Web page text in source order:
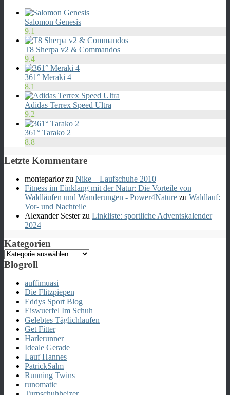
Salomon Genesis
9.1
T8 Sherpa v2 & Commandos
9.4
361° Meraki 4
8.1
Adidas Terrex Speed Ultra
9.2
361° Tarako 2
8.8
Letzte Kommentare
monteparlorzu Nike – Laufschuhe 2010
Fitness im Einklang mit der Natur: Die Vorteile von
Waldläufen und Wanderungen - Power4Nature zu Waldlauf:
Vor- und Nachteile
Alexander Sesterzu Linkliste: sportliche Adventskalender
2024
Kategorien
Kategorien
Blogroll
auffimuasi
Die Flitzpiepen
Eddys Sport Blog
Eiswuerfel Im Schuh
Gelebtes Täglichlaufen
Get Fitter
Harlerunner
Ideale Gerade
Lauf Hannes
PatrickSalm
Running Twins
runomatic